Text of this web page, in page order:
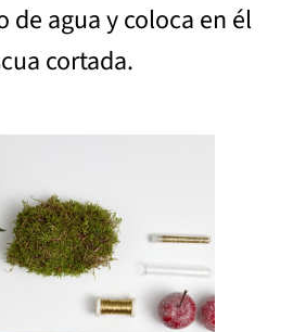
de agua y coloca en él
cortada.